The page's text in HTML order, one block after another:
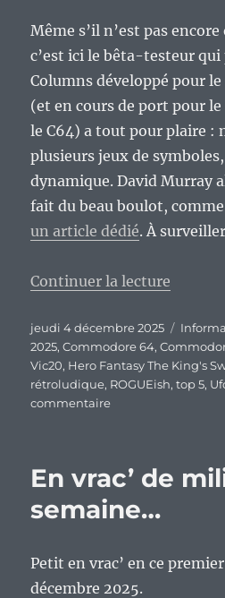
Même s’il n’est pas
c’est ici le bêta-testeur qui
Columns développé pour
(et en cours de port pour le
le C64) a tout pour plaire :
plusieurs jeux de
dynamique. David Murray
fait du beau boulot,
un article dédié. À
Continuer la lecture
Publié
le
jeudi 4 décembre 2025
2025,Commodore 64,
Vic20, Hero Fantasy The King's
rétroludique, ROGUEish,top 5,
commentairesur
rétroludique
l’année
En vrac’ de
semaine…
Petit en vrac’ en ce
décembre 2025.